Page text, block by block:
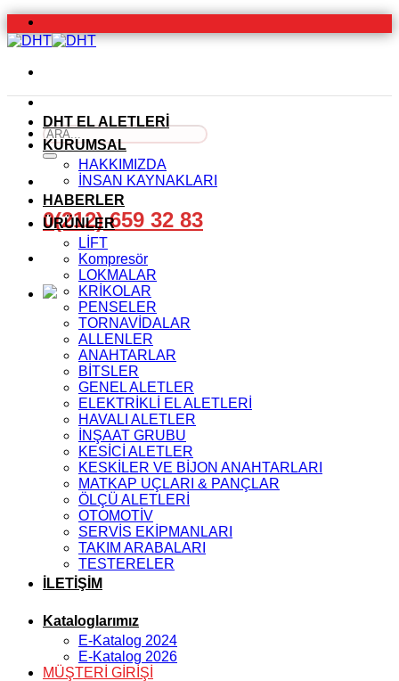
İçeriğe
atla
Ara:
0(212) 659 32 83
DHT EL ALETLERİ
KURUMSAL
HAKKIMIZDA
İNSAN KAYNAKLARI
HABERLER
ÜRÜNLER
LİFT
Kompresör
LOKMALAR
KRİKOLAR
PENSELER
TORNAVİDALAR
ALLENLER
ANAHTARLAR
BİTSLER
GENEL ALETLER
ELEKTRİKLİ EL ALETLERİ
HAVALI ALETLER
İNŞAAT GRUBU
KESİCİ ALETLER
KESKİLER VE BİJON ANAHTARLARI
MATKAP UÇLARI & PANÇLAR
ÖLÇÜ ALETLERİ
OTOMOTİV
SERVİS EKİPMANLARI
TAKIM ARABALARI
TESTERELER
İLETİŞİM
Kataloglarımız
E-Katalog 2024
E-Katalog 2026
MÜŞTERİ GİRİŞİ